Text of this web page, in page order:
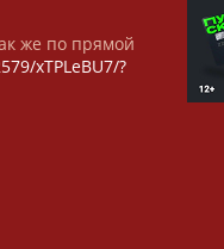
же по прямой
xTPLeBU7/?